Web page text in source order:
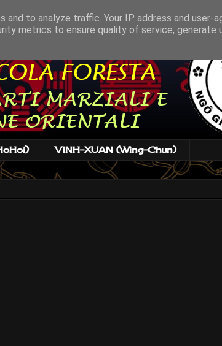
VINH-XUAN (Wing-Chun)
to analyze traffic. Your IP address and user-
metrics to ensure quality of service, generate